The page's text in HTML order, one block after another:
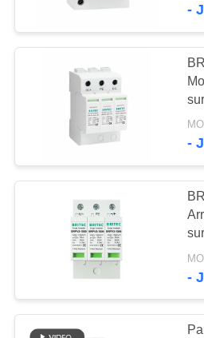
POLITIQUE
DE
CONFIDENTIALITÉ
la montée
T1+T2
Dispositif de
protection
surtension
-
-
-